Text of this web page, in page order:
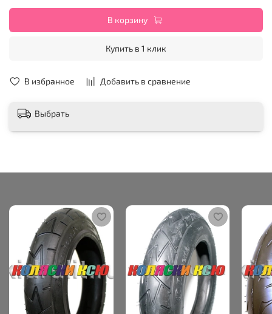
В избранное Добавить в сравнение
В корзину
Купить в 1 клик
Выбрать